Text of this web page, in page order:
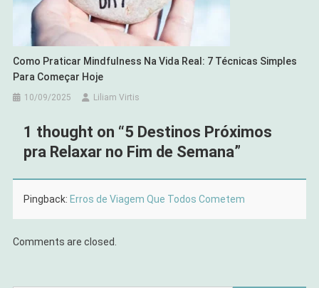
Como Praticar Mindfulness Na Vida Real: 7 Técnicas Simples
Para Começar Hoje
10/09/2025 Liliam Virtis
1 thought on “5 Destinos Próximos
pra Relaxar no Fim de Semana”
Pingback: Erros de Viagem Que Todos Cometem
Comments are closed.